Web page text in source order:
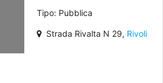
Tipo: Pubblica
Strada Rivalta N 29, Rivoli